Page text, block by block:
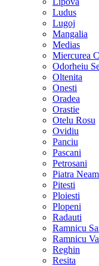
Ludus
Lugoj
Mangalia
Medias
Miercurea
Odorheiu
Oltenita
Onesti
Oradea
Orastie
Otelu Rosu
Ovidiu
Panciu
Pascani
Petrosani
Piatra
Pitesti
Ploiesti
Plopeni
Radauti
Ramnicu
Ramnicu
Reghin
Resita